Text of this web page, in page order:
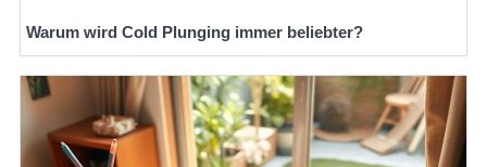
Warum wird Cold Plunging immer beliebter?